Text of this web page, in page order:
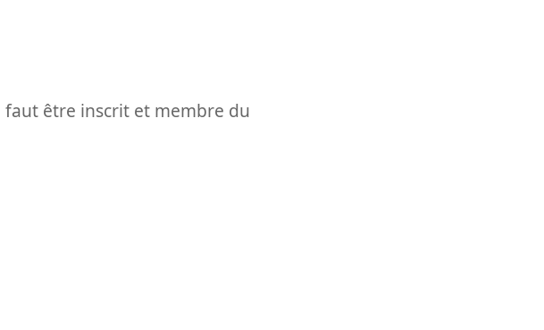
être inscrit et membre du